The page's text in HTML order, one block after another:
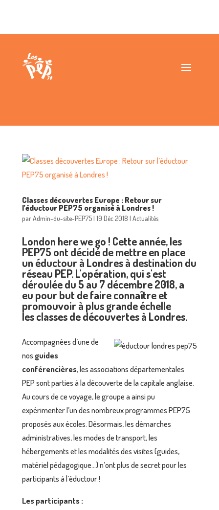
Classes découvertes Europe : Retour sur
l’éductour PEP75 organisé à Londres !
parAdmin-du-site-PEP75| 19 Déc 2018 | Actualités
London here we go ! Cette année, les
PEP75 ont décidé de mettre en place
un éductour à Londres à destination du
réseau PEP. L'opération, qui s'est
déroulée du 5 au 7 décembre 2018, a
eu pour but de faire connaître et
promouvoir à plus grande échelle
les classes de découvertes à Londres.
Accompagnées d’une de
nos guides
conférencières, les associations départementales
PEP sont parties à la découverte de la capitale anglaise.
Au cours de ce voyage, le groupe a ainsi pu
expérimenter l’un des nombreux programmes PEP75
proposés aux écoles. Désormais, les démarches
administratives, les modes de transport, les
hébergements et les modalités des visites (guides,
matériel pédagogique…) n’ont plus de secret pour les
participants à l’éductour !
Les participants :